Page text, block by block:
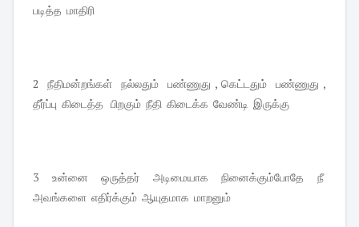
படித்த மாதிரி
2 நீதிமன்றங்கள் நல்லதும் பண்ணுது , கெட்டதும் பண்ணுது ,
தீர்ப்பு கிடைத்த பிறகும் நீதி கிடைக்க வேண்டி இருக்கு
3 உன்னை ஒருத்தர் அடிமையாக நினைக்கும்போதே நீ
அவங்களை எதிர்க்கும் ஆயுதமாக மாறனும்